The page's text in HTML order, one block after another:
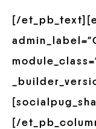
[/
[/